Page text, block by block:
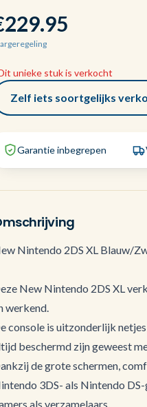
unieke stuk is verkocht
Zelf iets soortgelijks
Garantie inbegrepen
Nintendo 2DS XL Blauw/
New Nintendo 2DS XL
werkend.
console is uitzonderlijk
beschermd zijn geweest
de grote schermen,
3DS- als Nintendo
als verzamelaars.